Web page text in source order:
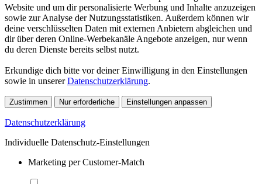
Website und um dir personalisierte Werbung und Inhalte anzuzeigen
sowie zur Analyse der Nutzungsstatistiken. Außerdem können wir
deine verschlüsselten Daten mit externen Anbietern abgleichen und
dir über deren Online-Werbekanäle Angebote anzeigen, nur wenn
du deren Dienste bereits selbst nutzt.
Erkundige dich bitte vor deiner Einwilligung in den Einstellungen
sowie in unsererDatenschutzerklärung.
Zustimmen Nur erforderliche Einstellungen anpassen
Datenschutzerklärung
Individuelle Datenschutz-Einstellungen
Marketing per Customer-Match